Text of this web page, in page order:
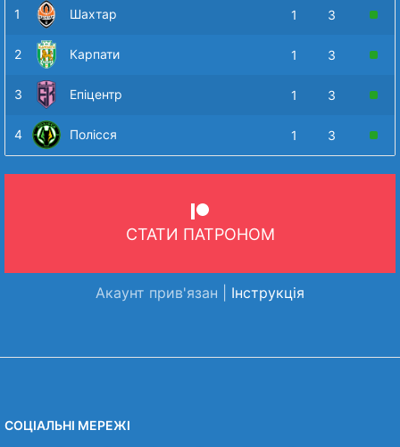
1 Шахтар 1 3
2 Карпати 1 3
3 Епіцентр 1 3
4 Полісся 1 3
СТАТИ ПАТРОНОМ
Акаунт прив'язан | Інструкція
СОЦІАЛЬНІ МЕРЕЖІ